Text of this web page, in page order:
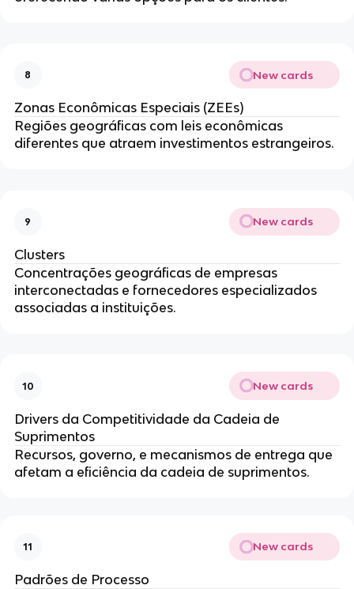
8 New cards
Zonas Econômicas Especiais (ZEEs)
Regiões geográficas com leis econômicas
diferentes que atraem investimentos estrangeiros.
9 New cards
Clusters
Concentrações geográficas de empresas
interconectadas e fornecedores especializados
associadas a instituições.
10 New cards
Drivers da Competitividade da Cadeia de
Suprimentos
Recursos, governo, e mecanismos de entrega que
afetam a eficiência da cadeia de suprimentos.
11 New cards
Padrões de Processo